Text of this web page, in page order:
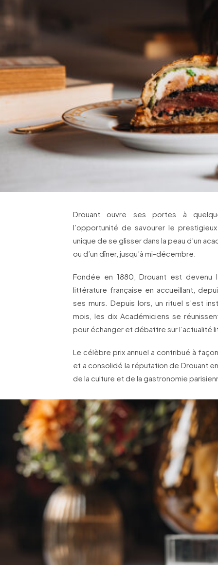
Drouant ouvre ses portes à
l’opportunité de savourer le
unique de se glisser dans la peau d’un
ou d’un dîner, jusqu’à mi-décembre.
Fondée en 1880, Drouant est devenu
littérature française en accueillant,
ses murs. Depuis lors, un rituel s’est
mois, les dix Académiciens se
pour échanger et débattre sur l’actualité
Le célèbre prix annuel a contribué à
et a consolidé la réputation de Drouant
de la culture et de la gastronomie